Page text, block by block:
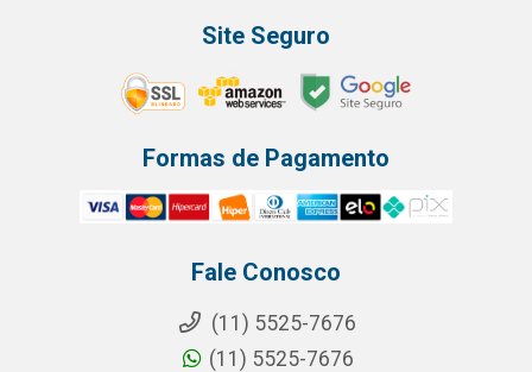
Site Seguro
Formas de Pagamento
Fale Conosco
(11) 5525-7676
(11) 5525-7676